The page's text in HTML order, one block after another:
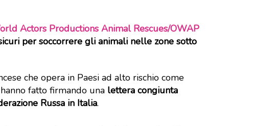
Actors Productions Animal Rescues/OWAP
per soccorrere gli animali nelle zone sotto
che opera in Paesi ad alto rischio come
fatto firmando una lettera congiunta
Russa in Italia.